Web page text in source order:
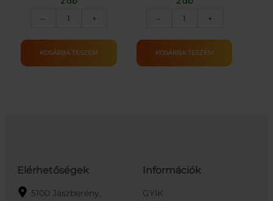
–
2in1
mennyiség
+
KOSÁRBA TESZEM
–
Blaze
játékfegyver-
kék
+
KOSÁRBA TESZEM
Elérhetőségek
5100 Jászberény,
Információk
GYIK